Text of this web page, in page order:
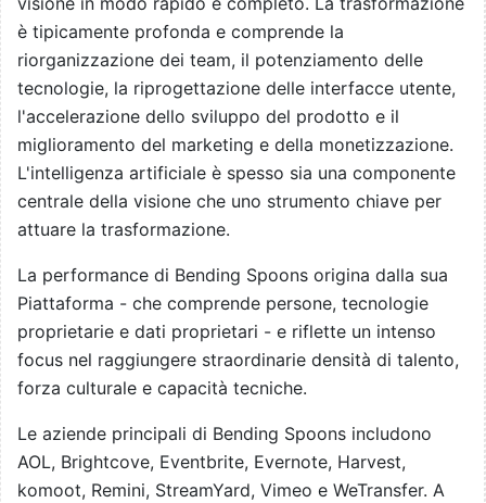
è tipicamente profonda e comprende la
riorganizzazione dei team, il potenziamento delle
tecnologie, la riprogettazione delle interfacce utente,
l'accelerazione dello sviluppo del prodotto e il
miglioramento del marketing e della monetizzazione.
L'intelligenza artificiale è spesso sia una componente
centrale della visione che uno strumento chiave per
attuare la trasformazione.
La performance di Bending Spoons origina dalla sua
Piattaforma - che comprende persone, tecnologie
proprietarie e dati proprietari - e riflette un intenso
focus nel raggiungere straordinarie densità di talento,
forza culturale e capacità tecniche.
Le aziende principali di Bending Spoons includono
AOL, Brightcove, Eventbrite, Evernote, Harvest,
komoot, Remini, StreamYard, Vimeo e WeTransfer. A